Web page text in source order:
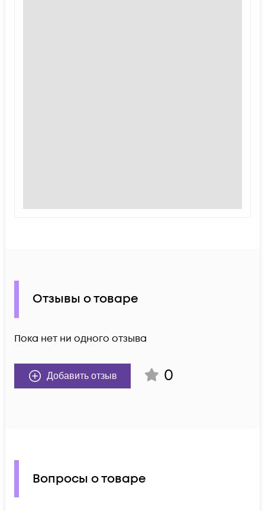
Отзывы о товаре
Пока нет ни одного отзыва
Добавить отзыв 0
Вопросы о товаре